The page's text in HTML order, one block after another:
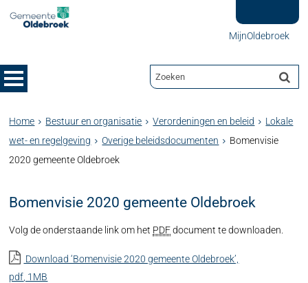
MijnOldebroek
Home Bestuur en organisatie Verordeningen en beleid
Lokale
wet- en regelgeving
Overige beleidsdocumenten
Bomenvisie
2020 gemeente Oldebroek
Bomenvisie 2020 gemeente Oldebroek
Volg de onderstaande link om het PDFdocument te downloaden.
Download ‘Bomenvisie 2020 gemeente Oldebroek’,
pdf , 1MB